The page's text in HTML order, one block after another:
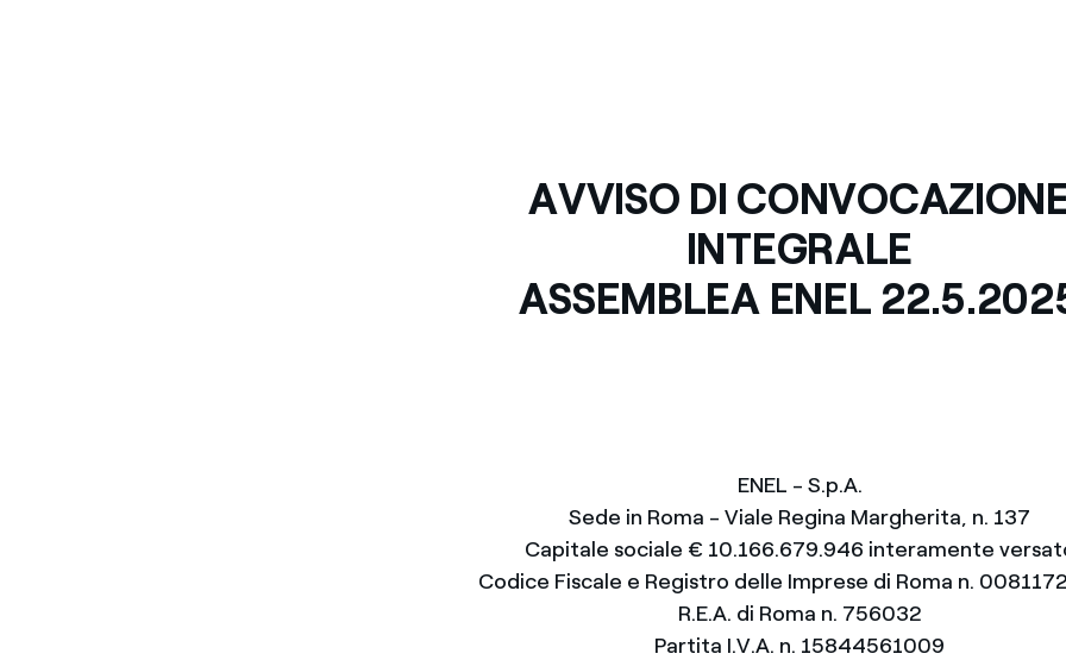
Il canale dove segnalare violazioni delle nostre policy
Raccontiamo la storia dell'elettricità in Italia
Nord America
AVVISO DI
INTEGRALE
ASSEMBLEA ENEL
ENEL - S.p.A.
Sede in Roma - Viale Regina Margherita, n. 137
Capitale sociale € 10.166.679.946 interamente
Codice Fiscale e Registro delle Imprese di Roma n.
R.E.A. di Roma n. 756032
Partita I.V.A. n. 15844561009